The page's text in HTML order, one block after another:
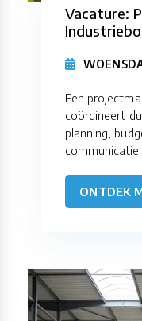
Vacature:
Een
coördineert
planning,
ONTDEK